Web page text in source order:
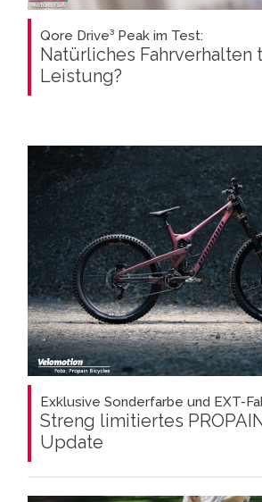
Qore Drive³ Peak im Test:
Natürliches Fahrverhalten
Leistung?
Exklusive Sonderfarbe und EXT-
Streng limitiertes
Update